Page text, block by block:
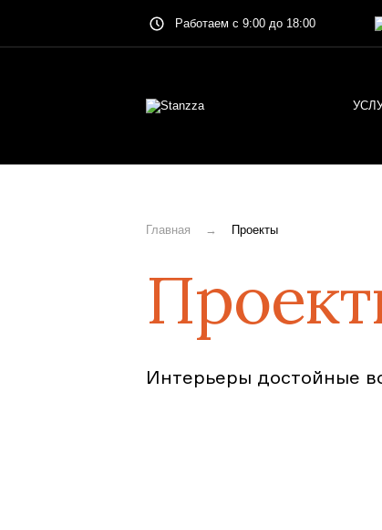
Работаем с 9:00 до 18:00
Главная Проекты
Интерьеры достойные